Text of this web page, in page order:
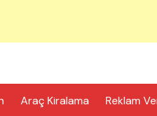
Araç Kiralama Reklam